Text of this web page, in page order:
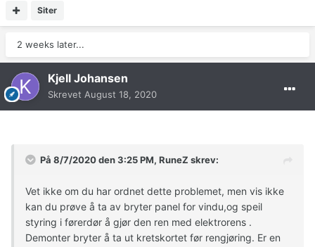
Siter
2 weeks later...
Kjell Johansen
Skrevet August 18, 2020
På 8/7/2020 den 3:25 PM, RuneZ skrev:
Vet ikke om du har ordnet dette problemet, men vis ikke
kan du prøve å ta av bryter panel for vindu,og speil
styring i førerdør å gjør den ren med elektrorens .
Demonter bryter å ta ut kretskortet før rengjøring. Er en